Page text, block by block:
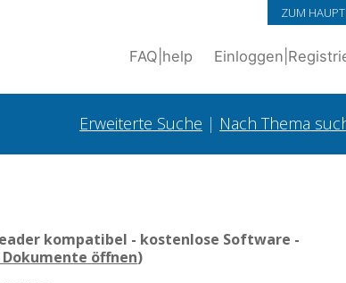
ZUM
FAQ help Einloggen
Erweiterte Suche | Nach Thema
kompatibel - kostenlose Software -
öffnen)